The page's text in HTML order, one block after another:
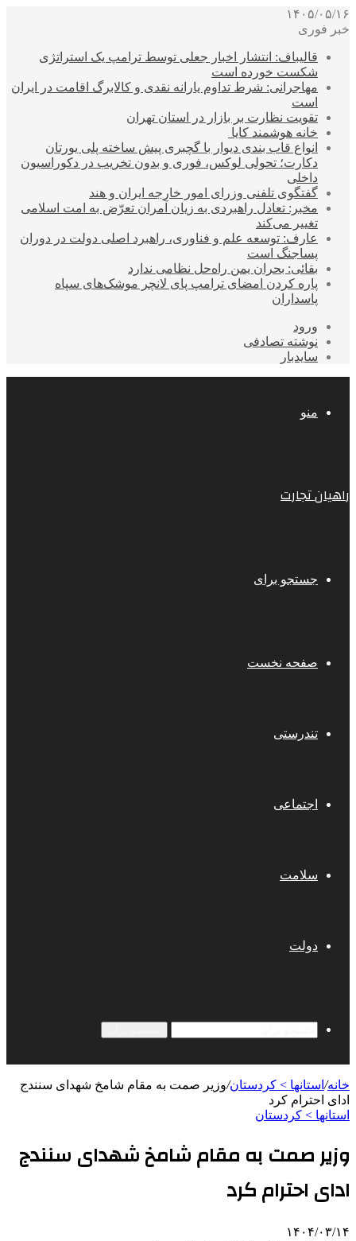
۱۴۰۵/۰۵/۱۶
خبر فوری
قالیباف: انتشار اخبار جعلی توسط ترامپ یک استراتژی
شکست خورده است
مهاجرانی: شرط تداوم یارانه نقدی و کالابرگ اقامت در ایران
است
تقویت نظارت بر بازار در استان تهران
خانه هوشمند کایا
انواع قاب بندی دیوار با گچبری پیش ساخته پلی یورتان
دکارت؛ تحولی لوکس، فوری و بدون تخریب در دکوراسیون
داخلی
گفتگوی تلفنی وزرای امور خارجه ایران و هند
مخبر: تعادل راهبردی به زیان آمران تعرّض به امت اسلامی
تغییر می‌کند
عارف: توسعه علم و فناوری، راهبرد اصلی دولت در دوران
پساجنگ است
بقائی: بحران یمن راه‌حل نظامی ندارد
پاره کردن امضای ترامپ پای لانچر موشک‌های سپاه
پاسداران
ورود
نوشته تصادفی
سایدبار
منو
راهیان تجارت
جستجو برای
صفحه نخست
تندرستی
اجتماعی
سلامت
دولت
خانه/ استانها > کردستان/وزیر صمت به مقام شامخ شهدای سنندج
ادای احترام کرد
استانها > کردستان
وزیر صمت به مقام شامخ شهدای سنندج
ادای احترام کرد
۱۴۰۴/۰۳/۱۴